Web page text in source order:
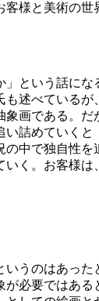
客様と美術の世
」という話に
も述べているが
象画である。だ
い詰めていくと
の中で独自性を
いく。お客様は
いうのはあった
が必要ではあ